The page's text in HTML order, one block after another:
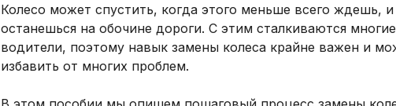
Колесо может спустить, когда этого меньше всего ждешь,
останешься на обочине дороги. С этим сталкиваются многие
водители, поэтому навык замены колеса крайне важен и
избавить от многих проблем.